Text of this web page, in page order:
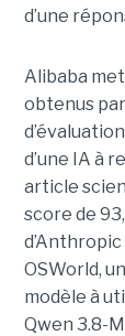
d’une
Alibaba
obtenus
d’une IA à
article
score de
d’Anthropic
OSWorld,
modèle à
Qwen 3.8-